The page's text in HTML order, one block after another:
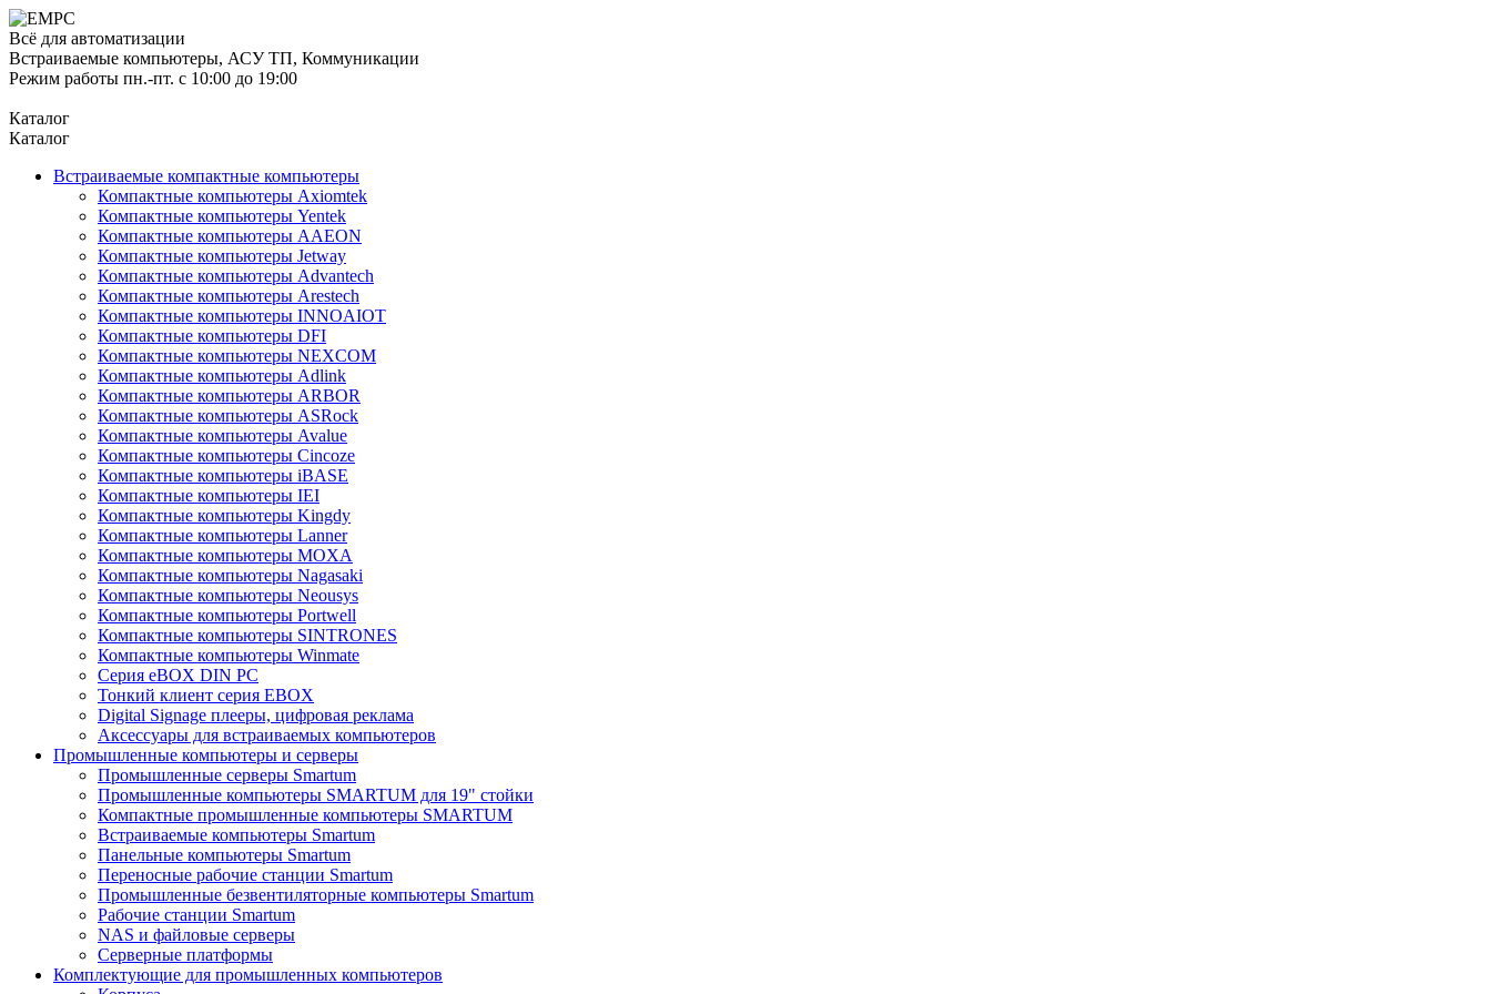
Всё для автоматизации
Встраиваемые компьютеры, АСУ ТП, Коммуникации
Режим работы пн.-пт. с 10:00 до 19:00
Каталог
Каталог
Встраиваемые компактные компьютеры
Компактные компьютеры Axiomtek
Компактные компьютеры Yentek
Компактные компьютеры AAEON
Компактные компьютеры Jetway
Компактные компьютеры Advantech
Компактные компьютеры Arestech
Компактные компьютеры INNOAIOT
Компактные компьютеры DFI
Компактные компьютеры NEXCOM
Компактные компьютеры Adlink
Компактные компьютеры ARBOR
Компактные компьютеры ASRock
Компактные компьютеры Avalue
Компактные компьютеры Cincoze
Компактные компьютеры iBASE
Компактные компьютеры IEI
Компактные компьютеры Kingdy
Компактные компьютеры Lanner
Компактные компьютеры MOXA
Компактные компьютеры Nagasaki
Компактные компьютеры Neousys
Компактные компьютеры Portwell
Компактные компьютеры SINTRONES
Компактные компьютеры Winmate
Серия eBOX DIN PC
Тонкий клиент серия EBOX
Digital Signage плееры, цифровая реклама
Аксессуары для встраиваемых компьютеров
Промышленные компьютеры и серверы
Промышленные серверы Smartum
Промышленные компьютеры SMARTUM для 19" стойки
Компактные промышленные компьютеры SMARTUM
Встраиваемые компьютеры Smartum
Панельные компьютеры Smartum
Переносные рабочие станции Smartum
Промышленные безвентиляторные компьютеры Smartum
Рабочие станции Smartum
NAS и файловые серверы
Серверные платформы
Комплектующие для промышленных компьютеров